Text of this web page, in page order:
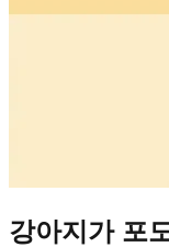
강아지가 포